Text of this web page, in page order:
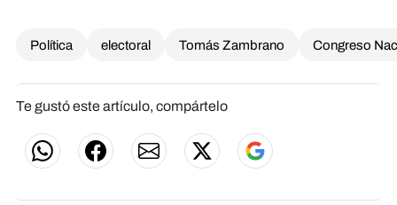
Política electoral Tomás Zambrano Congreso
Te gustó este artículo, compártelo